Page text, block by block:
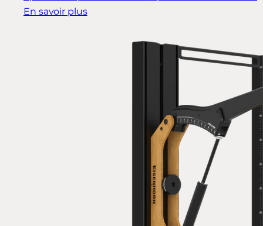
En savoir plus